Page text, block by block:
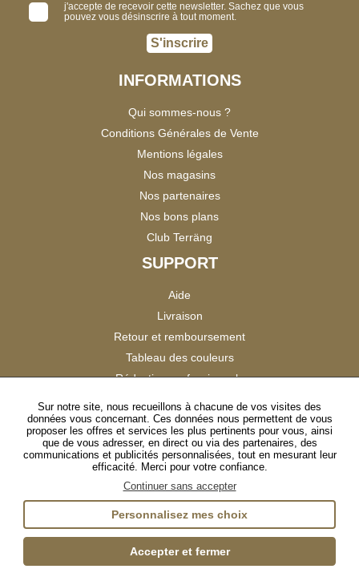
j'accepte de recevoir cette newsletter. Sachez que vous
pouvez vous désinscrire à tout moment.
S'inscrire
INFORMATIONS
Qui sommes-nous ?
Conditions Générales de Vente
Mentions légales
Nos magasins
Nos partenaires
Nos bons plans
Club Terräng
SUPPORT
Aide
Livraison
Retour et remboursement
Tableau des couleurs
Réduction professionnels
Catalogues
Satisfaction Clients
SUIVEZ-NOUS
InstagramTikTokFacebookYouTubeLinkedIn
Sur notre site, nous recueillons à chacune de vos visites des
données vous concernant. Ces données nous permettent de vous
proposer les offres et services les plus pertinents pour vous, ainsi
que de vous adresser, en direct ou via des partenaires, des
communications et publicités personnalisées, tout en mesurant leur
efficacité. Merci pour votre confiance.
Continuer sans accepter
Personnalisez mes choix
Accepter et fermer